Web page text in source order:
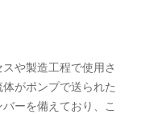
や製造工程で使用さ
がポンプで送られた
ーを備えており、こ